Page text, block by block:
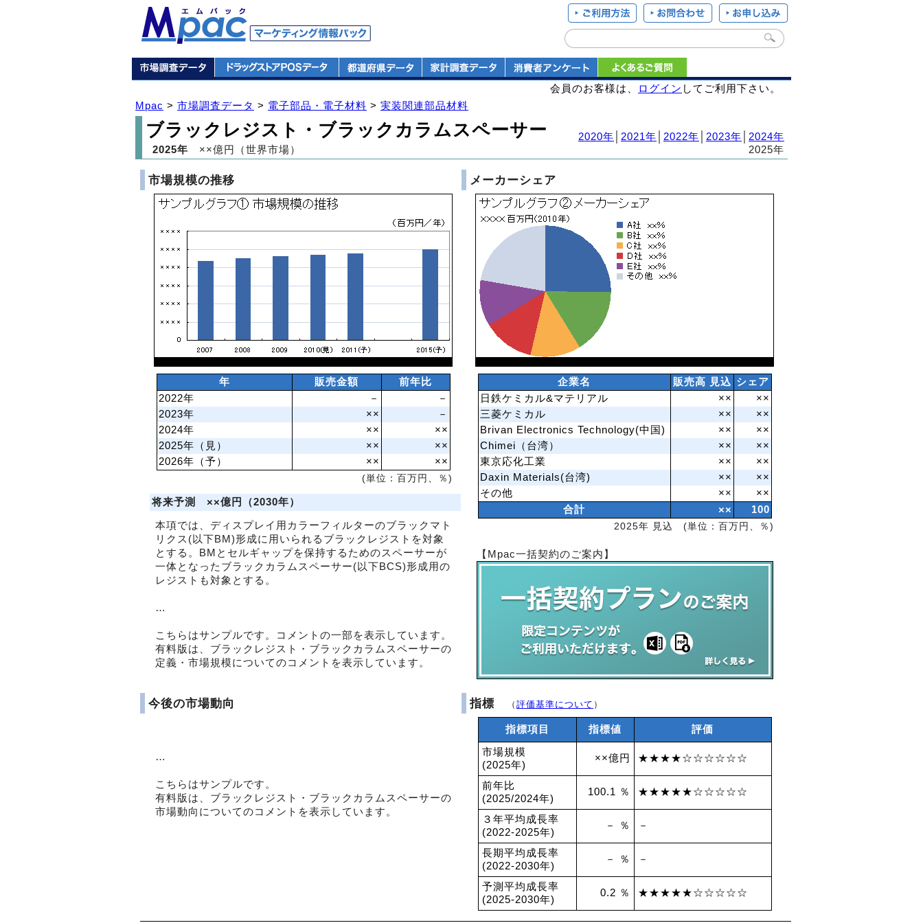
会員のお客様は、 ログイン してご利用下さい。
Mpac > 市場調査データ > 電子部品・電子材料 > 実装関連部品材料
ブラックレジスト・ブラックカラムスペーサー 2020年 2021年 2022年 2023年
2024年
2025年
2025年 ××億円（世界市場）
市場規模の推移
年 販売金額
前年比
2022年
－
－
2023年
××
－
2024年
××
××
2025年（見）
××
××
2026年（予）
××
××
(単位：百万円、％)
将来予測 ××億円（2030年）
本項では、ディスプレイ用カラーフィルターのブラックマト
リクス(以下BM)形成に用いられるブラックレジストを対象
とする。BMとセルギャップを保持するためのスペーサーが
一体となったブラックカラムスペーサー(以下BCS)形成用の
レジストも対象とする。
…
こちらはサンプルです。コメントの一部を表示しています。
有料版は、ブラックレジスト・ブラックカラムスペーサーの
定義・市場規模についてのコメントを表示しています。
メーカーシェア
企業名 販売高 見込 シェア
日鉄ケミカル&マテリアル
××
××
三菱ケミカル
××
××
Brivan Electronics Technology(中国)
××
××
Chimei（台湾）
××
××
東京応化工業
××
××
Daxin Materials(台湾)
××
××
その他
××
××
合計
××
100
2025年 見込 (単位：百万円、％)
【Mpac一括契約のご案内】
今後の市場動向
…
こちらはサンプルです。
有料版は、ブラックレジスト・ブラックカラムスペーサーの
市場動向についてのコメントを表示しています。
指標 （ 評価基準について ）
指標項目 指標値 評価
市場規模
(2025年)
××億円 ★★★★☆☆☆☆☆☆
前年比
(2025/2024年)
100.1 ％ ★★★★★☆☆☆☆☆
３年平均成長率
(2022-2025年)
－ ％ －
長期平均成長率
(2022-2030年)
－ ％ －
予測平均成長率
(2025-2030年)
0.2 ％ ★★★★★☆☆☆☆☆